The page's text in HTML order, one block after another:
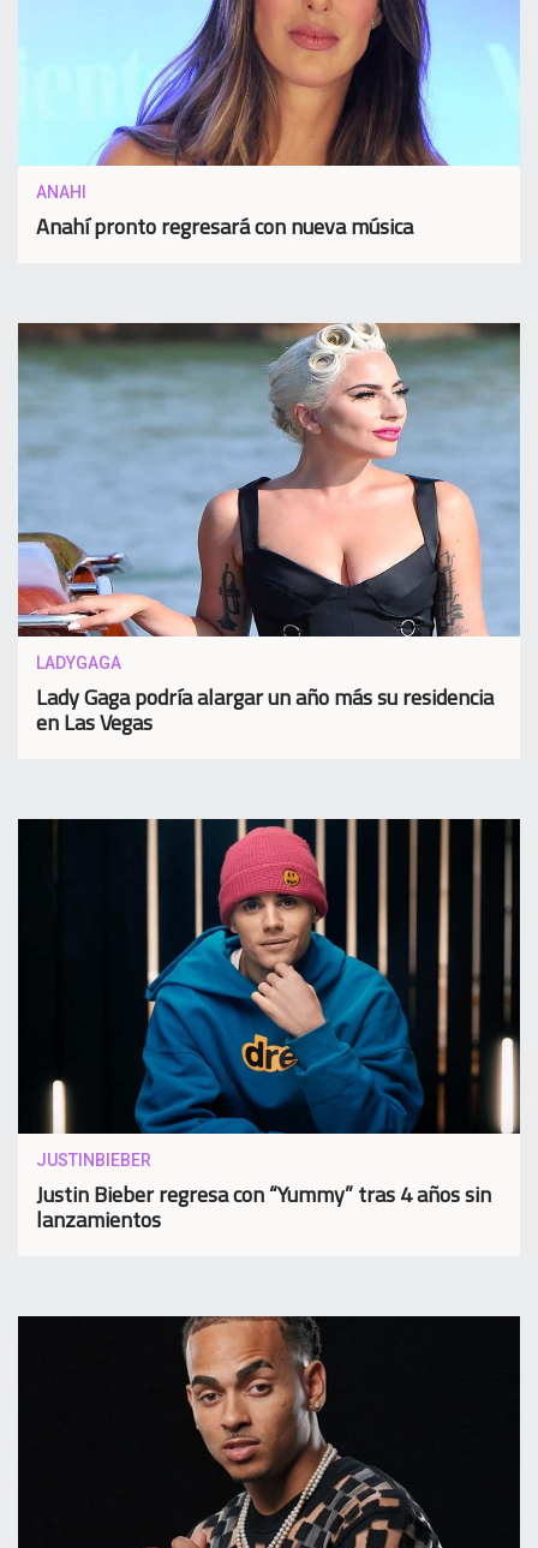
ANAHI
Anahí pronto regresará con nueva música
LADYGAGA
Lady Gaga podría alargar un año más su residencia
en Las Vegas
JUSTINBIEBER
Justin Bieber regresa con “Yummy” tras 4 años sin
lanzamientos